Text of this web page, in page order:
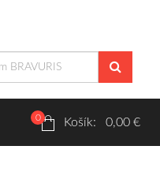
0 Košík: 0,00 €